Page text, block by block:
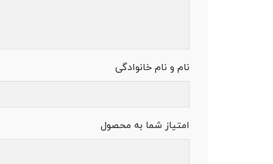
نام و نام خانوادگی
امتیاز شما به محصول